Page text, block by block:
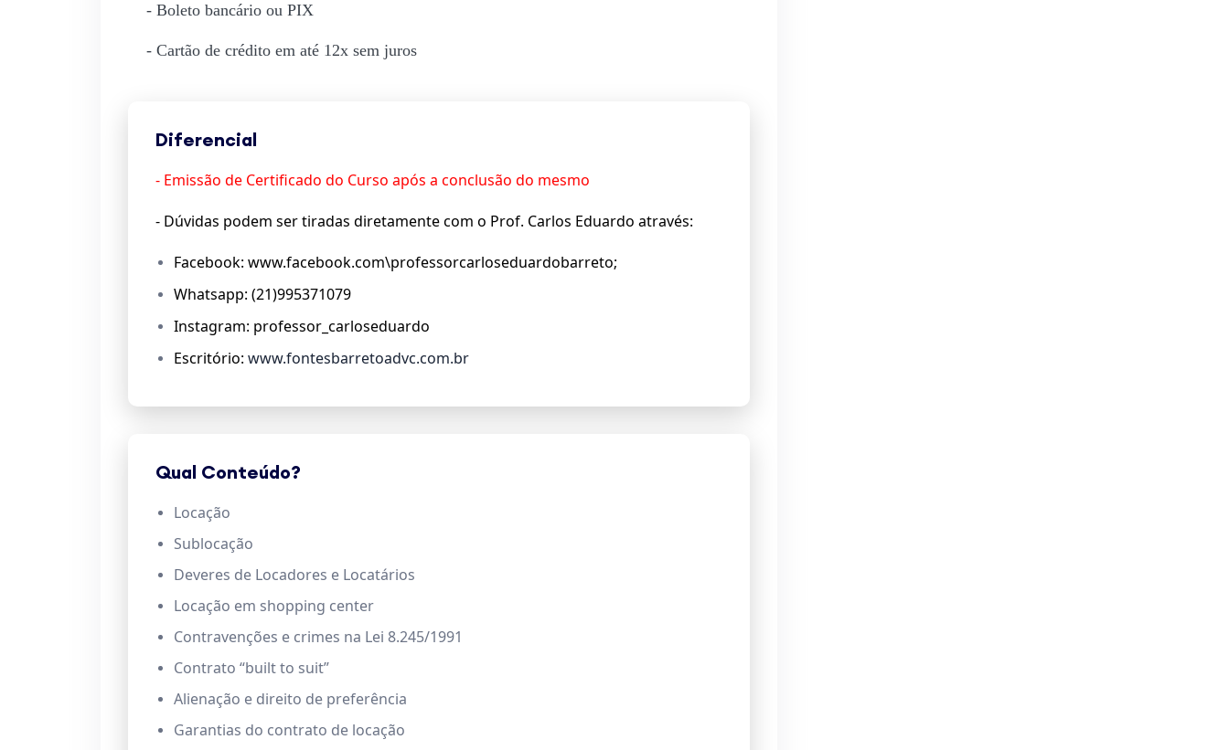
- Boleto bancário ou PIX
- Cartão de crédito em até 12x sem juros
Diferencial
- Emissão de Certificado do Curso após a conclusão do mesmo
- Dúvidas podem ser tiradas diretamente com o Prof. Carlos Eduardo através:
Facebook: www.facebook.com\professorcarloseduardobarreto;
Whatsapp: (21)995371079
Instagram: professor_carloseduardo
Escritório: www.fontesbarretoadvc.com.br
Qual Conteúdo?
Locação
Sublocação
Deveres de Locadores e Locatários
Locação em shopping center
Contravenções e crimes na Lei 8.245/1991
Contrato “built to suit”
Alienação e direito de preferência
Garantias do contrato de locação